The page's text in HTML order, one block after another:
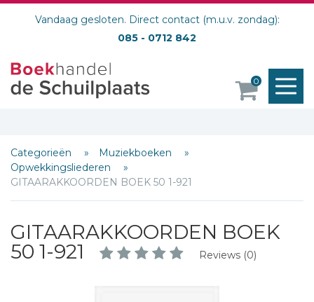
Vandaag gesloten. Direct contact (m.u.v. zondag):
085 - 0712 842
0
Categorieën
Muziekboeken
Opwekkingsliederen
GITAARAKKOORDEN BOEK 50 1-921
GITAARAKKOORDEN BOEK
50 1-921
Reviews (0)